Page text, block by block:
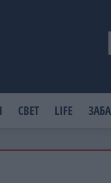
СВЕТ LIFE